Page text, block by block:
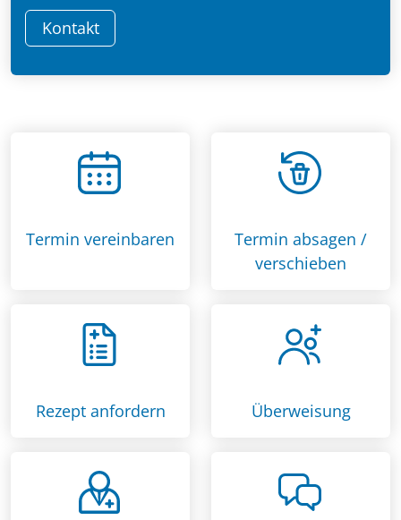
Kontakt
Termin vereinbaren
Termin absagen /
verschieben
Rezept anfordern Überweisung